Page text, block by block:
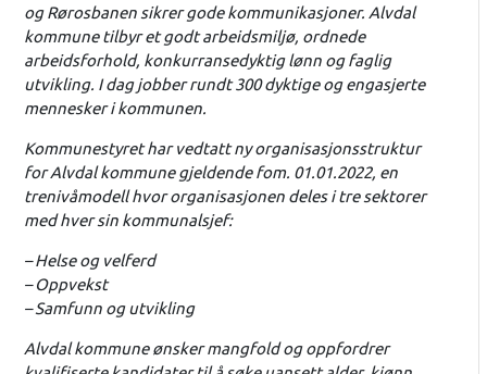
og Rørosbanen sikrer gode kommunikasjoner. Alvdal
kommune tilbyr et godt arbeidsmiljø, ordnede
arbeidsforhold, konkurransedyktig lønn og faglig
utvikling. I dag jobber rundt 300 dyktige og engasjerte
mennesker i kommunen.
Kommunestyret har vedtatt ny organisasjonsstruktur
for Alvdal kommune gjeldende fom. 01.01.2022, en
trenivåmodell hvor organisasjonen deles i tre sektorer
med hver sin kommunalsjef:
– Helse og velferd
– Oppvekst
– Samfunn og utvikling
Alvdal kommune ønsker mangfold og oppfordrer